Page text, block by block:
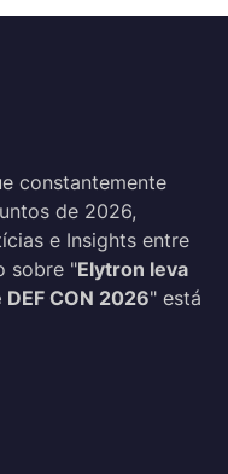
constantemente
de 2026,
e Insights entre
sobre "Elytron leva
CON 2026" está